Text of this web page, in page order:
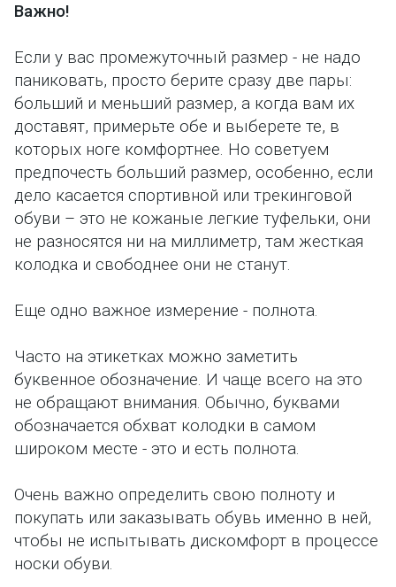
Важно!
Если у вас промежуточный размер - не надо
паниковать, просто берите сразу две пары:
больший и меньший размер, а когда вам их
доставят, примерьте обе и выберете те, в
которых ноге комфортнее. Но советуем
предпочесть больший размер, особенно, если
дело касается спортивной или трекинговой
обуви – это не кожаные легкие туфельки, они
не разносятся ни на миллиметр, там жесткая
колодка и свободнее они не станут.
Еще одно важное измерение - полнота.
Часто на этикетках можно заметить
буквенное обозначение. И чаще всего на это
не обращают внимания. Обычно, буквами
обозначается обхват колодки в самом
широком месте - это и есть полнота.
Очень важно определить свою полноту и
покупать или заказывать обувь именно в ней,
чтобы не испытывать дискомфорт в процессе
носки обуви.